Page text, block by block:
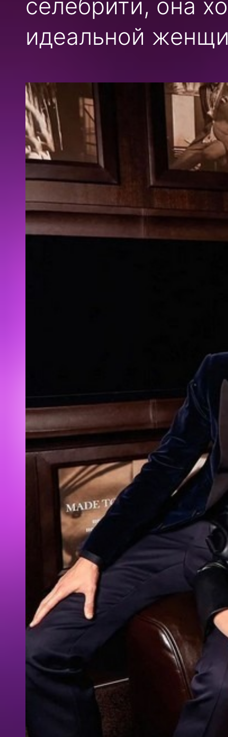
селебрити, она
идеальной